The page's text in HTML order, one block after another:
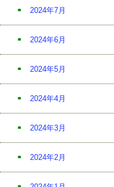
2024年7月
2024年6月
2024年5月
2024年4月
2024年3月
2024年2月